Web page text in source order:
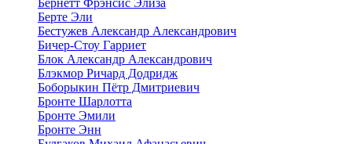
Берте Эли
Бестужев Александр Александрович
Бичер-Стоу Гарриет
Блок Александр Александрович
Блэкмор Ричард Додридж
Боборыкин Пётр Дмитриевич
Бронте Шарлотта
Бронте Эмили
Бронте Энн